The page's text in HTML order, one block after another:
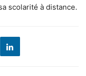
scolarité à distance.